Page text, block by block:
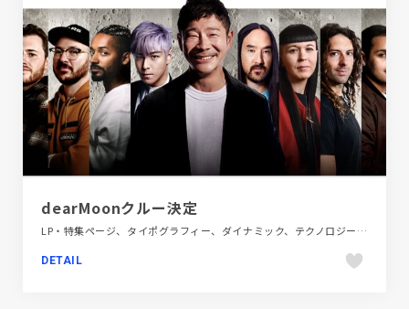
dearMoonクルー決定
LP・特集ページ、タイポグラフィー、ダイナミック、テクノロジー・サイエンス、ブラック系 、ホワイト系、大きめ写真
DETAIL